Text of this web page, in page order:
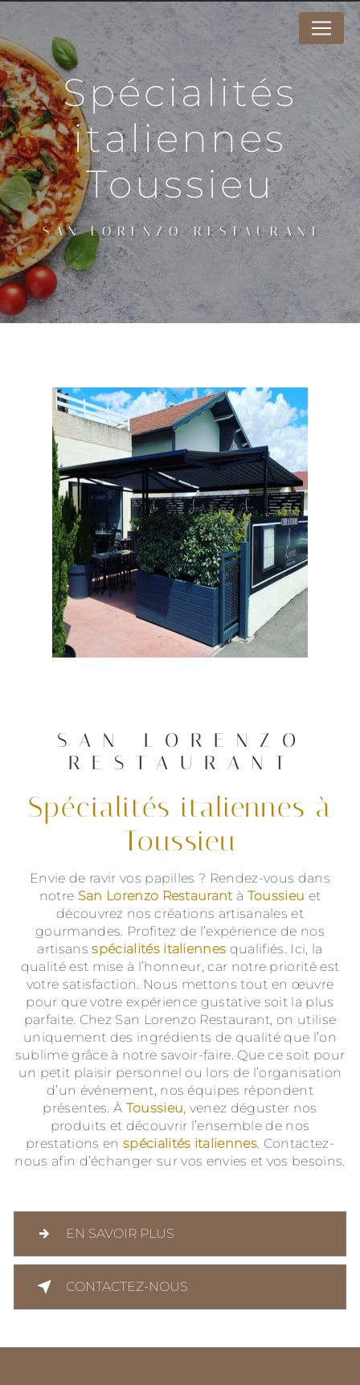
spécialités
italiennes
Toussieu
SAN LORENZO RESTAURANT
SAN LORENZO
RESTAURANT
spécialités italiennes à
Toussieu
Envie de ravir vos papilles ? Rendez-vous dans
notre San Lorenzo Restaurantà Toussieu et
découvrez nos créations artisanales et
gourmandes. Profitez de l’expérience de nos
artisansspécialités italiennes qualifiés. Ici, la
qualité est mise à l’honneur, car notre priorité est
votre satisfaction. Nous mettons tout en œuvre
pour que votre expérience gustative soit la plus
parfaite. Chez San Lorenzo Restaurant, on utilise
uniquement des ingrédients de qualité que l’on
sublime grâce à notre savoir-faire. Que ce soit pour
un petit plaisir personnel ou lors de l’organisation
d’un événement, nos équipes répondent
présentes. À Toussieu, venez déguster nos
produits et découvrir l’ensemble de nos
prestations en spécialités italiennes. Contactez-
nous afin d’échanger sur vos envies et vos besoins.
EN SAVOIR PLUS
CONTACTEZ-NOUS
Panneau de gestion des cookies